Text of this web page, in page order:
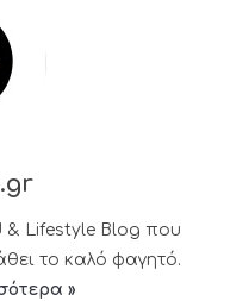
& Lifestyle Blog που
το καλό φαγητό.
»